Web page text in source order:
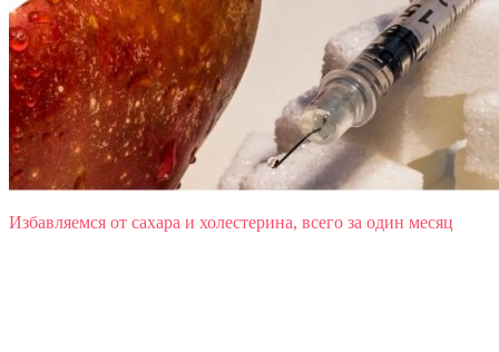
Избавляемся от сахара и холестерина, всего за один месяц